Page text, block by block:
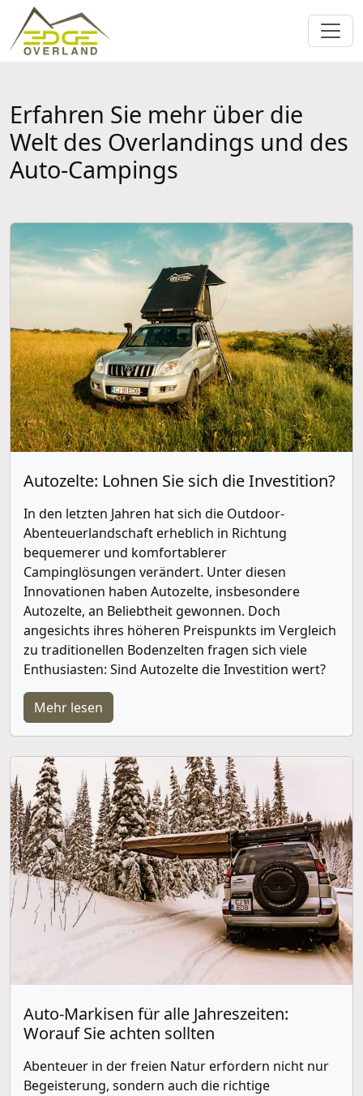
Erfahren Sie mehr über die
Welt des Overlandings und des
Auto-Campings
Autozelte: Lohnen Sie sich die Investition?
In den letzten Jahren hat sich die Outdoor-
Abenteuerlandschaft erheblich in Richtung
bequemerer und komfortablerer
Campinglösungen verändert. Unter diesen
Innovationen haben Autozelte, insbesondere
Autozelte, an Beliebtheit gewonnen. Doch
angesichts ihres höheren Preispunkts im Vergleich
zu traditionellen Bodenzelten fragen sich viele
Enthusiasten: Sind Autozelte die Investition wert?
Mehr lesen
Auto-Markisen für alle Jahreszeiten:
Worauf Sie achten sollten
Abenteuer in der freien Natur erfordern nicht nur
Begeisterung, sondern auch die richtige